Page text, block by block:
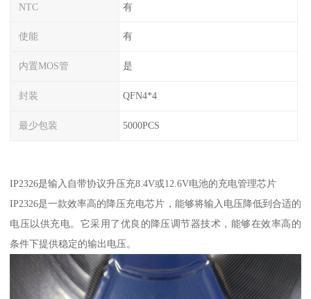
NTC 有
使能 有
内置MOS管 是
封装 QFN4*4
最少包装 5000PCS
IP2326是输入自带协议升压充8.4V或12.6V电池的充电管理芯片
IP2326是一款效率高的降压充电芯片，能够将输入电压降低到合适的
电压以供充电。它采用了优良的降压调节器技术，能够在效率高的
条件下提供稳定的输出电压。